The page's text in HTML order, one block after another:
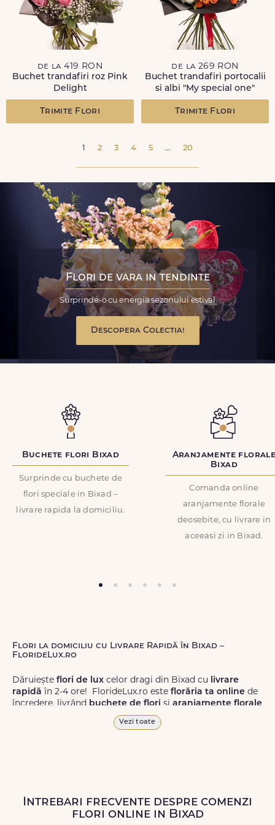
de la 419 RON
Buchet trandafiri roz Pink
Delight
Trimite Flori
de la 269 RON
Buchet trandafiri portocalii
si albi "My special one"
Trimite Flori
1 2 3 4 5 ... 20
Flori de vara in tendinte
Surprinde-o cu energia sezonului estival
Descopera Colectia!
Buchete flori Bixad
Surprinde cu buchete de
flori speciale in Bixad –
livrare rapida la domiciliu.
Aranjamente
Bixad
Comanda online
aranjamente florale
deosebite, cu livrare in
aceeasi zi in Bixad.
Flori la domiciliu cu Livrare Rapidă în Bixad –
FlorideLux.ro
Dăruiește flori de lux celor dragi din Bixad cu livrare
rapidă în 2-4 ore! FlorideLux.ro este florăria ta online de
încredere, livrând buchete de flori și aranjamente florale
de calitate superioară în Bixad și în toată România.
Livrăm buchete de florichiar și în weekend, pentru ca tu
să poți adresa un gest frumos atunci când ai nevoie.
Vezi toate
Intrebari frecvente despre comenzi
flori online in Bixad